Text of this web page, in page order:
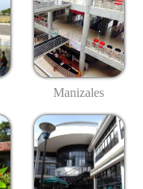
Manizales